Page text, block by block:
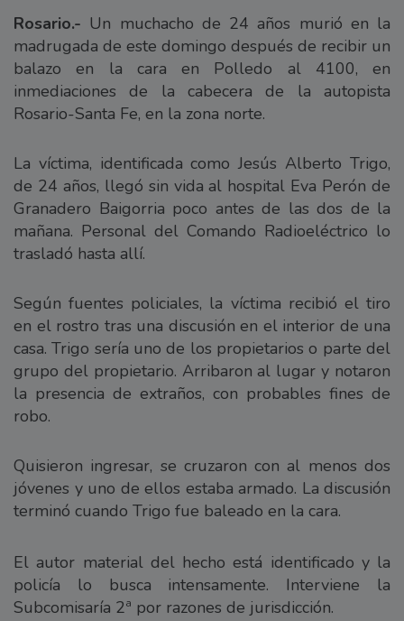
Rosario.- Un muchacho de 24 años murió en la
madrugada de este domingo después de recibir un
balazo en la cara en Polledo al 4100, en
inmediaciones de la cabecera de la autopista
Rosario-Santa Fe, en la zona norte.
La víctima, identificada como Jesús Alberto Trigo,
de 24 años, llegó sin vida al hospital Eva Perón de
Granadero Baigorria poco antes de las dos de la
mañana. Personal del Comando Radioeléctrico lo
trasladó hasta allí.
Según fuentes policiales, la víctima recibió el tiro
en el rostro tras una discusión en el interior de una
casa. Trigo sería uno de los propietarios o parte del
grupo del propietario. Arribaron al lugar y notaron
la presencia de extraños, con probables fines de
robo.
Quisieron ingresar, se cruzaron con al menos dos
jóvenes y uno de ellos estaba armado. La discusión
terminó cuando Trigo fue baleado en la cara.
El autor material del hecho está identificado y la
policía lo busca intensamente. Interviene la
Subcomisaría 2ª por razones de jurisdicción.